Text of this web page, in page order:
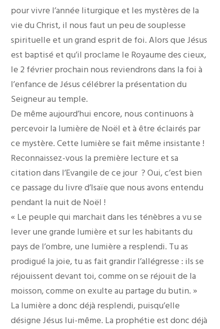
pour vivre l’année liturgique et les mystères de la
vie du Christ, il nous faut un peu de souplesse
spirituelle et un grand esprit de foi. Alors que Jésus
est baptisé et qu’il proclame le Royaume des cieux,
le 2 février prochain nous reviendrons dans la foi à
l’enfance de Jésus célébrer la présentation du
Seigneur au temple.
De même aujourd’hui encore, nous continuons à
percevoir la lumière de Noël et à être éclairés par
ce mystère. Cette lumière se fait même insistante !
Reconnaissez-vous la première lecture et sa
citation dans l’Evangile de ce jour ? Oui, c’est bien
ce passage du livre d’Isaïe que nous avons entendu
pendant la nuit de Noël !
« Le peuple qui marchait dans les ténèbres a vu se
lever une grande lumière et sur les habitants du
pays de l’ombre, une lumière a resplendi. Tu as
prodigué la joie, tu as fait grandir l’allégresse : ils se
réjouissent devant toi, comme on se réjouit de la
moisson, comme on exulte au partage du butin. »
La lumière a donc déjà resplendi, puisqu’elle
désigne Jésus lui-même. La prophétie est donc déjà